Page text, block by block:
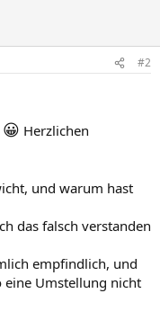
#2
😀 Herzlichen
und warum hast
das falsch verstanden
empfindlich, und
eine Umstellung nicht